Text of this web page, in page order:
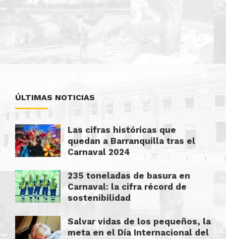
ÚLTIMAS NOTICIAS
Las cifras históricas que
quedan a Barranquilla tras el
Carnaval 2024
235 toneladas de basura en
Carnaval: la cifra récord de
sostenibilidad
Salvar vidas de los pequeños, la
meta en el Día Internacional del